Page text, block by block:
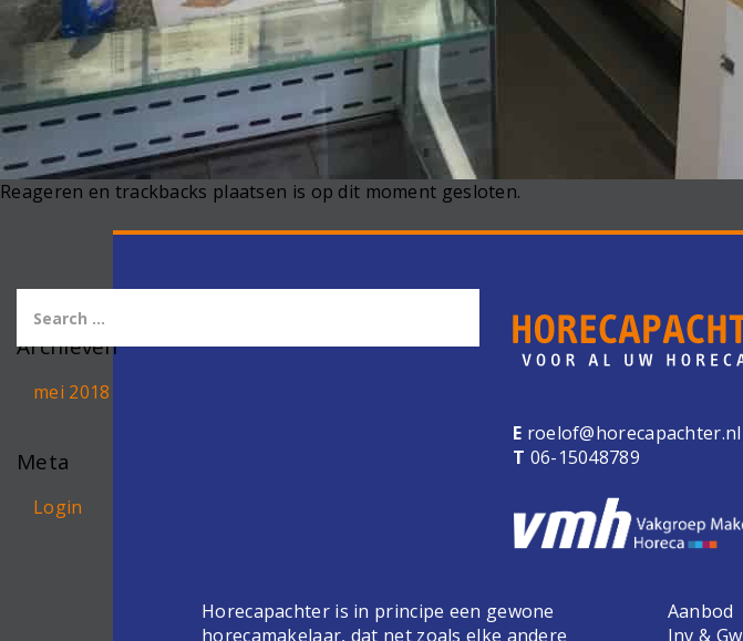
Reageren en trackbacks plaatsen is op dit moment gesloten.
Archieven
mei 2018
Meta
Login
E roelof@horecapachter.nl
T 06-15048789
Horecapachter is in principe een gewone
horecamakelaar, dat net zoals elke andere
Aanbod
Inv & Gw